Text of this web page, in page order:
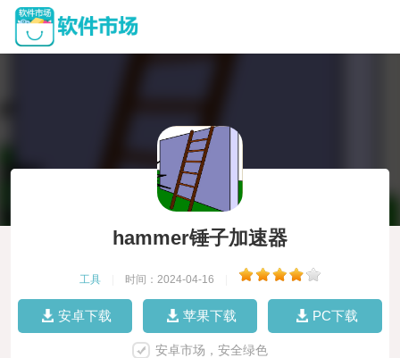
hammer锤子加速器
工具 时间：2024-04-16
安卓下载 苹果下载 PC下载
安卓市场，安全绿色